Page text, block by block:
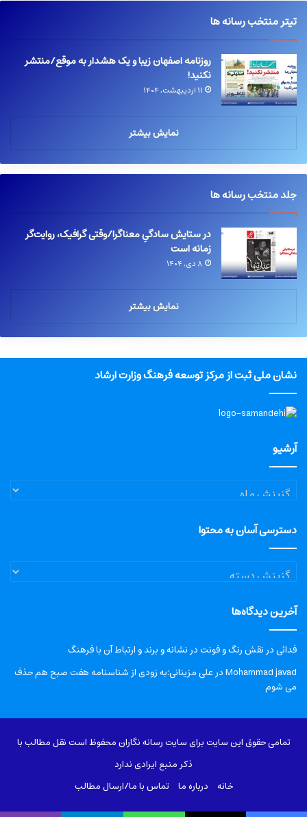
تیتر منتخب رسانه ها
روزنامه اصفهان زیبا و یک هشدار به موقع/منتشر
نکنید!
۱۱ اردیبهشت, ۱۴۰۴
نمایش بیشتر
جلد منتخب رسانه ها
در ستایش سادگیِ معناگرا/وقتی گرافیک، روایت‌گر
زمانه است
۸ دی, ۱۴۰۴
نمایش بیشتر
نشان ملی ثبت از مرکز توسعه فرهنگ وزارت ارشاد
آرشیو
آرشیو
دسترسی آسان به محتوا
دسترسی
آسان
محتوا
آخرین دیدگاه‌ها
فدائیدرنقش رنگ و فونت در نشانه و برند و ارتباط آن با فرهنگ
Mohammad javadدرعلی مزینانی:به زودی از شناسنامه هفت صبح هم حذف
می شوم
تمامی حقوق این سایت برای سایت رسانه نگاران محفوظ است نقل مطالب با
ذکر منبع ایرادی ندارد
خانه
درباره‌ ما تماس با ما/ارسال مطالب